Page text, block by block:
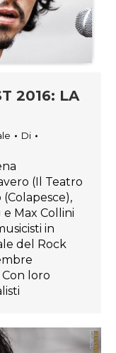
2016: LA
Di
(Il Teatro
Max Collini
in
del Rock
loro